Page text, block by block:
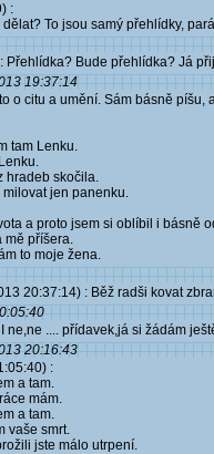
:
To jsou samý přehlídky,
Přehlídka? Bude přehlídka? Já
19:37:14
o citu a umění. Sám básně
tam Lenku.
hradeb skočila.
jen panenku.
a proto jsem si oblíbil i básně
mě příšera.
to moje žena.
20:37:14) : Běž radši kovat
ne,ne .... přídavek,já si žádám
20:16:43
:
a tam.
mám.
a tam.
vaše smrt.
jste málo utrpení.